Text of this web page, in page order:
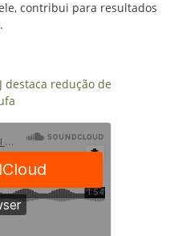
contribui para resultados
destaca redução de